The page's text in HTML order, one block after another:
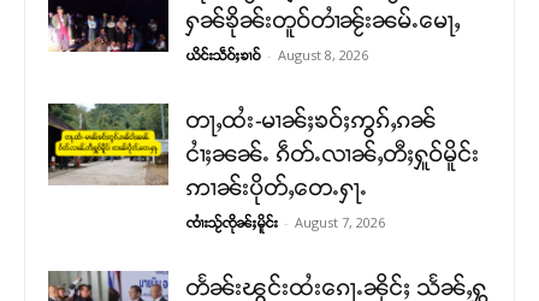
ႁၼ်ၶိုၼ်းတူဝ်တၢႆၼႂ်းၼမ်ႉမေႃႇ
ယိင်းသဵဝ်ႈၶၢဝ် - August 8, 2026
တႃႇထႆး-မၢၼ်ႈၶဝ်ႈဢွၵ်ႇၵၼ်
ငၢႆႈၼၼ်ႉ ၵဵတ်ႉလၢၼ်ႇတီႈႁူဝ်မိူင်း
ဢၢၼ်းပိုတ်ႇတေႉႁႃႉ
ၸၢႆးသႂ်ၸိုၼ်ႈမိူင်း - August 7, 2026
တႅၼ်းၽွင်းထႆးၵေႃႉၼိုင်ႈ သႅၼ်ႇႁွ